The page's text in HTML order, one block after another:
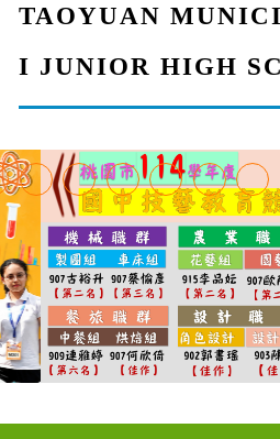
TAOYUAN
I JUNIOR HIGH
果(第4招)】
1學期第9次
果(第12招)】